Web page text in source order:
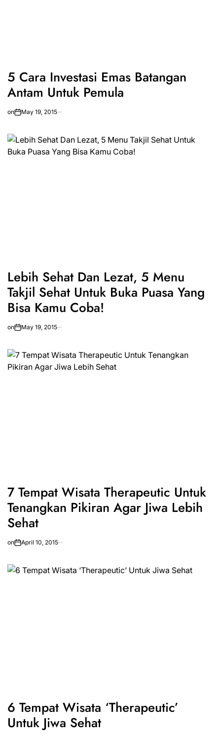
5 Cara Investasi Emas Batangan
Antam Untuk Pemula
on May 19, 2015
Lebih Sehat Dan Lezat, 5 Menu
Takjil Sehat Untuk Buka Puasa Yang
Bisa Kamu Coba!
on May 19, 2015
7 Tempat Wisata Therapeutic Untuk
Tenangkan Pikiran Agar Jiwa Lebih
Sehat
on April 10, 2015
6 Tempat Wisata ‘Therapeutic’
Untuk Jiwa Sehat